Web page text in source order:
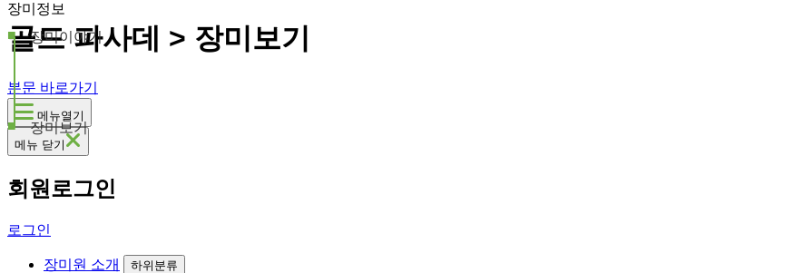
골드 파사데 > 장미보기
본문 바로가기
메뉴열기
메뉴 닫기
회원로그인
로그인
장미원 소개 하위분류
장미정보
장미이야기
장미보기